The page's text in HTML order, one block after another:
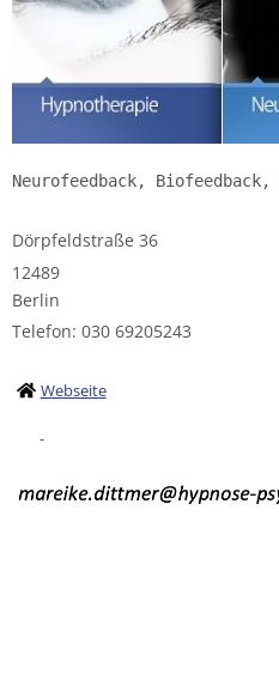
Neurofeedback,
Dörpfeldstraße 36
12489
Berlin
Telefon: 030 69205243
Webseite